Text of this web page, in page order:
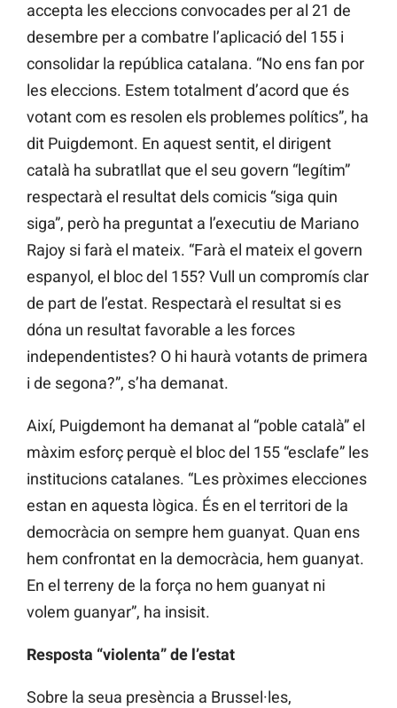
accepta les eleccions convocades per al 21 de
desembre per a combatre l’aplicació del 155 i
consolidar la república catalana. “No ens fan por
les eleccions. Estem totalment d’acord que és
votant com es resolen els problemes polítics”, ha
dit Puigdemont. En aquest sentit, el dirigent
català ha subratllat que el seu govern “legítim”
respectarà el resultat dels comicis “siga quin
siga”, però ha preguntat a l’executiu de Mariano
Rajoy si farà el mateix. “Farà el mateix el govern
espanyol, el bloc del 155? Vull un compromís clar
de part de l’estat. Respectarà el resultat si es
dóna un resultat favorable a les forces
independentistes? O hi haurà votants de primera
i de segona?”, s’ha demanat.
Així, Puigdemont ha demanat al “poble català” el
màxim esforç perquè el bloc del 155 “esclafe” les
institucions catalanes. “Les pròximes elecciones
estan en aquesta lògica. És en el territori de la
democràcia on sempre hem guanyat. Quan ens
hem confrontat en la democràcia, hem guanyat.
En el terreny de la força no hem guanyat ni
volem guanyar”, ha insisit.
Resposta “violenta” de l’estat
Sobre la seua presència a Brussel·les,